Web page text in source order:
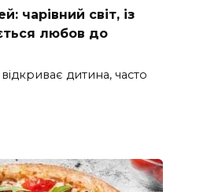
чарівний світ, із
любов до
дитина, часто